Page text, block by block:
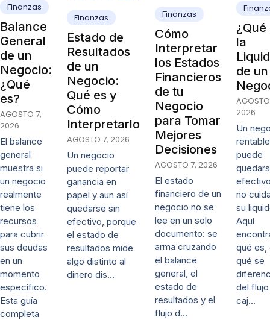
Finanzas
Balance
General
de un
Negocio:
¿Qué
es?
AGOSTO 7,
2026
El balance
general
muestra si
un negocio
realmente
tiene los
recursos
para cubrir
sus deudas
en un
momento
específico.
Esta guía
completa
Finanzas
Estado de
Resultados
de un
Negocio:
Qué es y
Cómo
Interpretarlo
AGOSTO 7, 2026
Un negocio
puede reportar
ganancia en
papel y aun así
quedarse sin
efectivo, porque
el estado de
resultados mide
algo distinto al
dinero dis…
Finanzas
Cómo
Interpretar
los Estados
Financieros
de tu
Negocio
para Tomar
Mejores
Decisiones
AGOSTO 7, 2026
El estado
financiero de un
negocio no se
lee en un solo
documento: se
arma cruzando
el balance
general, el
estado de
resultados y el
flujo d…
¿Qué
la
de un
2026
Un
rentable
puede
no
su
Aquí
qué es,
qué se
del
caj…